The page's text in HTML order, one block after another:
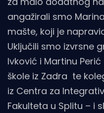
angažirali smo
mašte, koji je
Uključili smo izvrsne
Ivković i Martinu
škole iz Zadra te
iz Centra za
Fakulteta u Splitu – i